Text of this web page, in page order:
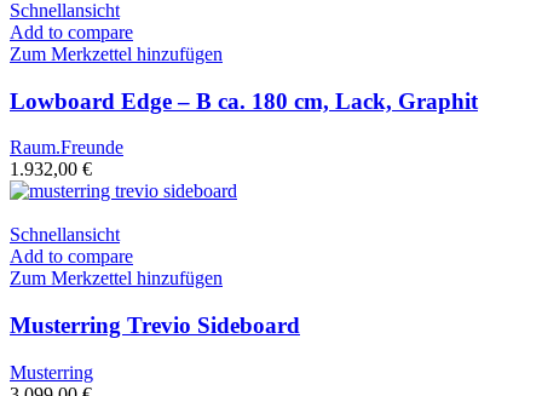
Schnellansicht
Add to compare
Zum Merkzettel hinzufügen
Lowboard Edge – B ca. 180 cm, Lack, Graphit
Raum.Freunde
1.932,00 €
Schnellansicht
Add to compare
Zum Merkzettel hinzufügen
Musterring Trevio Sideboard
Musterring